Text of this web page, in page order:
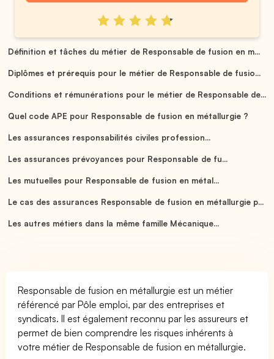
Définition et tâches du métier de Responsable de fusion en m...
Diplômes et prérequis pour le métier de Responsable de fusio...
Conditions et rémunérations pour le métier de Responsable de...
Quel code APE pour Responsable de fusion en métallurgie ?
Les assurances responsabilités civiles profession...
Les assurances prévoyances pour Responsable de fu...
Les mutuelles pour Responsable de fusion en métal...
Le cas des assurances Responsable de fusion en métallurgie p...
Les autres métiers dans la même famille Mécanique...
Responsable de fusion en métallurgie est un métier
référencé par Pôle emploi, par des entreprises et
syndicats. Il est également reconnu par les assureurs et
permet de bien comprendre les risques inhérents à
votre métier de Responsable de fusion en métallurgie.